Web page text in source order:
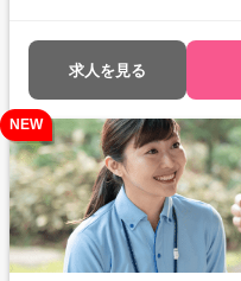
求人を見る
NEW